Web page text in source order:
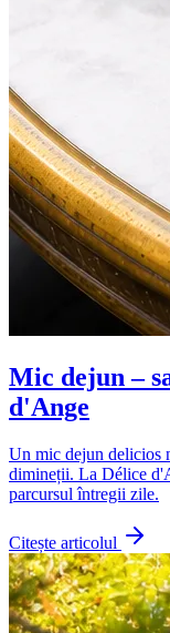
Mic dejun –
d'Ange
Un mic dejun delicios
dimineții. La Délice
parcursul întregii zile.
Citește articolul